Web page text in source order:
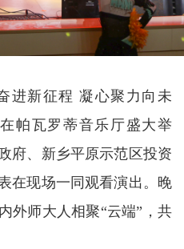
进新征程 凝心聚力向未
帕瓦罗蒂音乐厅盛大举
府、新乡平原示范区投资
在现场一同观看演出。晚
外师大人相聚“云端”，共